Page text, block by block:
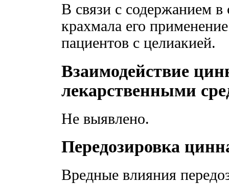
В связи с содержанием в
крахмала его
пациентов с целиакией.
Взаимодействие
лекарственными
Не выявлено.
Передозировка
Вредные влияния